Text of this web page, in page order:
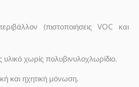
(πιστοποιήσεις VOC και
χωρίς πολυβινυλοχλωρίδιο.
και ηχητική μόνωση.